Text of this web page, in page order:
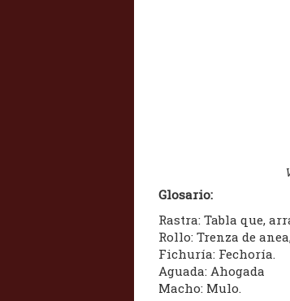
Glosario:
Rastra: Tabla que,
Rollo: Trenza de
Fichuría: Fechoría.
Aguada: Ahogada
Macho: Mulo.